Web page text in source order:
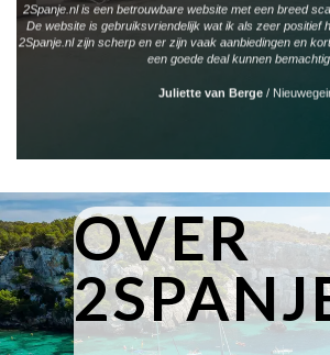
2Spanje.nl is een betrouwbare website met een breed
De website is gebruiksvriendelijk wat ik als zeer positief
2Spanje.nl zijn scherp en er zijn vaak aanbiedingen en
een goede deal kunnen
Juliette van Berge /
OVER